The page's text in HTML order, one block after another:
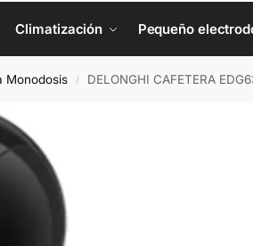
Climatización Pequeño
Monodosis / DELONGHI CAFETERA